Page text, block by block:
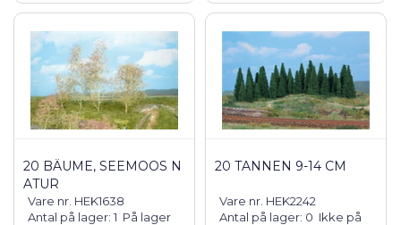
20 BÄUME, SEEMOOS N
ATUR
Vare nr. HEK1638
Antal på lager: 1 På lager
20 TANNEN 9-14 CM
Vare nr. HEK2242
Antal på lager: 0 Ikke på